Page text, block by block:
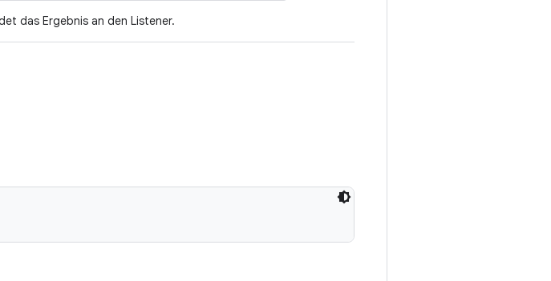
das Ergebnis an den Listener.